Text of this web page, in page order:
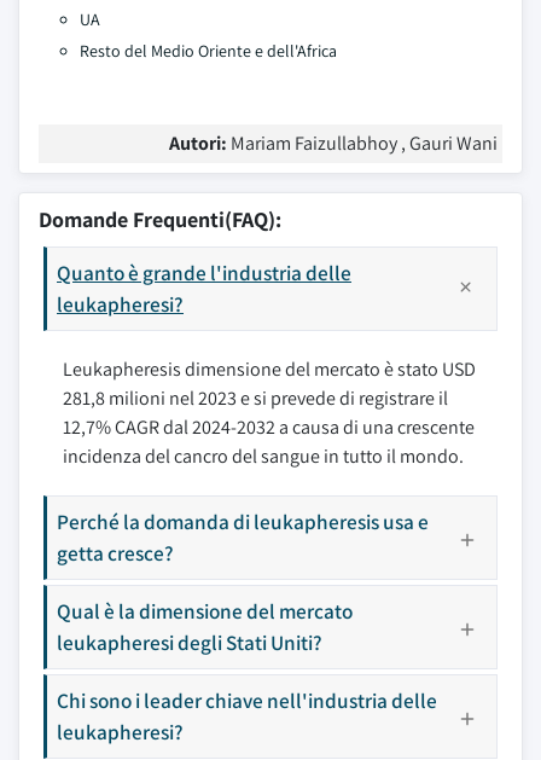
UA
Resto del Medio Oriente e dell'Africa
Autori: Mariam Faizullabhoy , Gauri Wani
Domande Frequenti(FAQ):
Quanto è grande l'industria delle
leukapheresi?
Leukapheresis dimensione del mercato è stato USD
281,8 milioni nel 2023 e si prevede di registrare il
12,7% CAGR dal 2024-2032 a causa di una crescente
incidenza del cancro del sangue in tutto il mondo.
Perché la domanda di leukapheresis usa e
getta cresce?
Qual è la dimensione del mercato
leukapheresi degli Stati Uniti?
Chi sono i leader chiave nell'industria delle
leukapheresi?